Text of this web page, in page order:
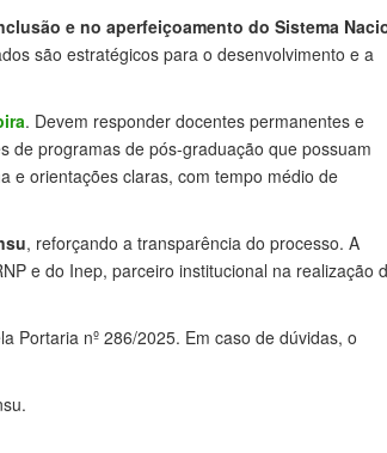
e no aperfeiçoamento do Sistema
são estratégicos para o desenvolvimento e a
. Devem responder docentes permanentes e
de programas de pós-graduação que possuam
e orientações claras, com tempo médio de
, reforçando a transparência do processo. A
e do Inep, parceiro institucional na realização
Portaria nº 286/2025. Em caso de dúvidas, o